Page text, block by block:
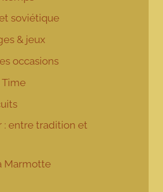
soviétique
& jeux
occasions
Time
: entre tradition et
Marmotte